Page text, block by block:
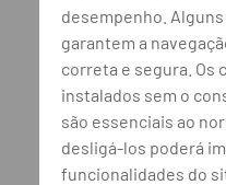
desempenho.
garantem a
correta e segura. Os
instalados sem o
são essenciais ao
desligá-los poderá
funcionalidades do